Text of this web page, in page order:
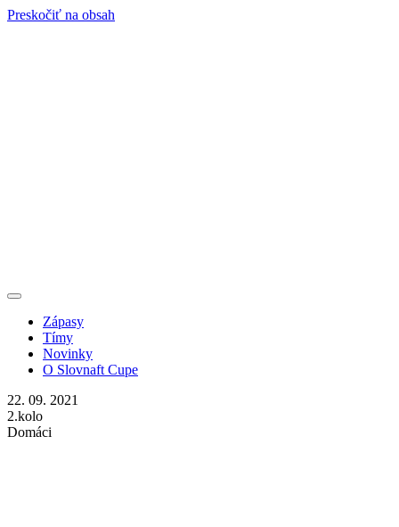
Preskočiť na obsah
Zápasy
Tímy
Novinky
O Slovnaft Cupe
22. 09. 2021
2.kolo
Domáci